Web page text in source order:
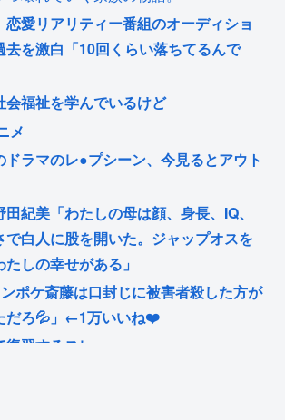
恋愛リアリティー番組のオーディショ
去を激白「10回くらい落ちてるんで
会福祉を学んでいるけど
メ
ドラマのレ●プシーン、今見るとアウト
田紀美「わたしの母は顔、身長、IQ、
で白人に股を開いた。ジャップオスを
しの幸せがある」
ポケ斎藤は口封じに被害者殺した方が
だろ💦」←1万いいね❤️
習するスレ
しかったんじゃね？